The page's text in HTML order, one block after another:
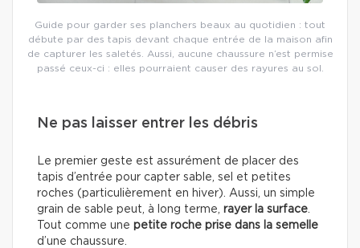
Guide pour garder ses planchers beaux au quotidien : tout
débute par des tapis devant chaque entrée de la maison afin
de capturer les saletés. Aussi, aucune chaussure n’est permise
passé ceux-ci : elles pourraient causer des rayures au sol.
Ne pas laisser entrer les débris
Le premier geste est assurément de placer des
tapis d’entrée pour capter sable, sel et petites
roches (particulièrement en hiver). Aussi, un simple
grain de sable peut, à long terme, rayer la surface
Tout comme une petite roche prise dans la semelle
d’une chaussure.